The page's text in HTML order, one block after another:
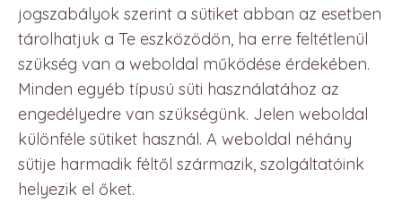
jogszabályok szerint a sütiket abban az esetben
tárolhatjuk a Te eszközödön, ha erre feltétlenül
szükség van a weboldal működése érdekében.
Minden egyéb típusú süti használatához az
engedélyedre van szükségünk. Jelen weboldal
különféle sütiket használ. A weboldal néhány
sütije harmadik féltől származik, szolgáltatóink
helyezik el őket.